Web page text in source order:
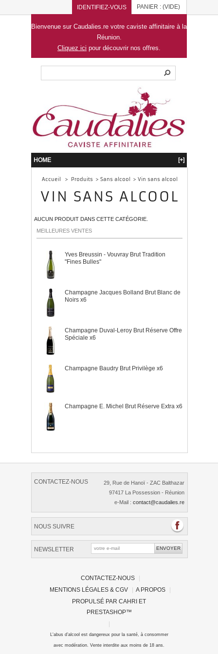
IDENTIFIEZ-VOUS PANIER : (VIDE)
Bienvenue sur Caudalies.re votre caviste affinitaire à la
Réunion.
Cliquez ici pour découvrir nos offres.
HOME [+]
Accueil > Produits > Sans alcool > Vin sans alcool
VIN SANS ALCOOL
AUCUN PRODUIT DANS CETTE CATÉGORIE.
MEILLEURES VENTES
Yves Breussin - Vouvray Brut Tradition
"Fines Bulles"
Champagne Jacques Bolland Brut Blanc de
Noirs x6
Champagne Duval-Leroy Brut Réserve Offre
Spéciale x6
Champagne Baudry Brut Privilège x6
Champagne E. Michel Brut Réserve Extra x6
CONTACTEZ-NOUS
29, Rue de Hanoï - ZAC Balthazar
97417 La Possession - Réunion
e-Mail : contact@caudalies.re
NOUS SUIVRE
NEWSLETTER
CONTACTEZ-NOUS
|
MENTIONS LÉGALES & CGV | A PROPOS |
PROPULSÉ PAR CAHRI ET
PRESTASHOP™
|
L'abus d’alcool est dangereux pour la santé, à consommer
avec modération. Vente interdite aux moins de 18 ans.